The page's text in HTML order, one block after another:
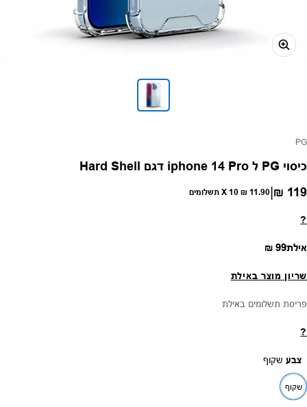
ספק:
PG
כיסוי PG ל iphone 14 Pro דגם Hard Shell
מחיר רגיל
119 ₪
|
11.90 ₪ X 10 תשלומים
?
אילתמחיר רגיל
99 ₪
שריון מוצר באילת
פריסת תשלומים באילת
?
צבע שקוף
שקוף